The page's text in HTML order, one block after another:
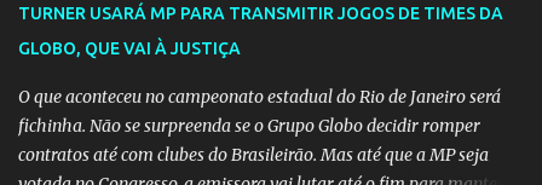
TURNER USARÁ MP PARA TRANSMITIR JOGOS DE TIMES DA
GLOBO, QUE VAI À JUSTIÇA
O que aconteceu no campeonato estadual do Rio de Janeiro será
fichinha. Não se surpreenda se o Grupo Globo decidir romper
contratos até com clubes do Brasileirão. Mas até que a MP seja